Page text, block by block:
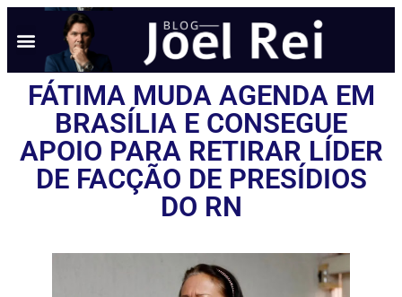
FÁTIMA MUDA AGENDA EM
BRASÍLIA E CONSEGUE
APOIO PARA RETIRAR LÍDER
DE FACÇÃO DE PRESÍDIOS
DO RN